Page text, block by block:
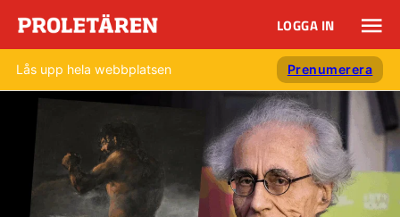
LOGGA IN
Lås upp hela webbplatsen Prenumerera